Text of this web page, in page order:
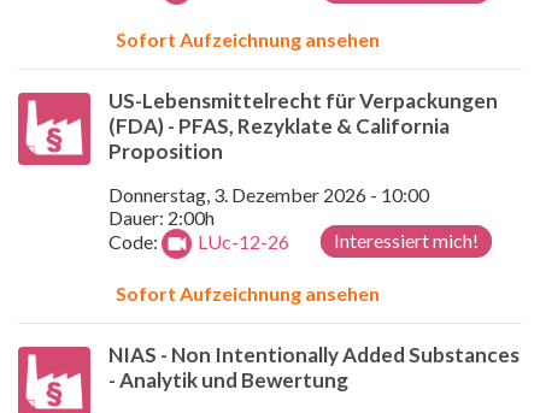
Sofort Aufzeichnung ansehen
US-Lebensmittelrecht für Verpackungen
(FDA) - PFAS, Rezyklate & California
Proposition
Donnerstag, 3. Dezember 2026 - 10:00
Dauer: 2:00h
Interessiert mich!
Code: LUc-12-26
Sofort Aufzeichnung ansehen
NIAS - Non Intentionally Added Substances
- Analytik und Bewertung